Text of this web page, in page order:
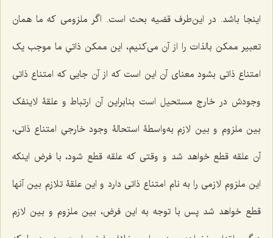
اینجا باشد. در این‌طرف قضیه بحث است. اگر ملزومى که ما همان
تعبیر ممکن بالذات را از آن مى‌کنیم، این ممکن ذاتىِ ما موجب یک
امتناع ذاتى بشود معناى آن این است که از آن جایى که امتناع ذاتى
وجودش در خارج مستحیل است بنابراین آن ارتباط و علقۀ لاینفک
بین ملزوم و بین لازم به‌واسطۀ استحالۀ وجود خارجىِ امتناع ذاتى،
آن علقه قطع خواهد شد و وقتى ‌که علقه قطع شود، با فرض اینکه
این ملزوم لازمى را به نام امتناع ذاتى دارد و این علقۀ تلازم بین آنها
قطع خواهد شد پس با توجه به این فرض، بین ملزوم و بین لازم